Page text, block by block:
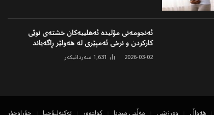
ئەنجومەنی مۆلیدە ئەهلییەکان خشتەی نوێی
کارکردن و نرخی ئەمپێری لە هەولێر ڕاگەیاند
2026-03-02
1,631 سەردانیکەر